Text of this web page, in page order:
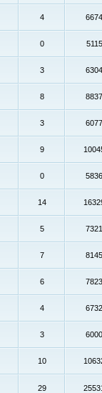
4
0
3
8
3
9
0
14
5
7
6
4
3
10
29